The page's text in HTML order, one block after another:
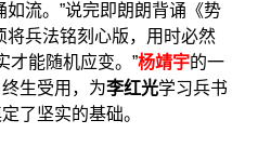
如流。”说完即朗朗背诵《势
将兵法铭刻心版，用时必然
才能随机应变。”杨靖宇的一
生受用，为李红光学习兵书
了坚实的基础。